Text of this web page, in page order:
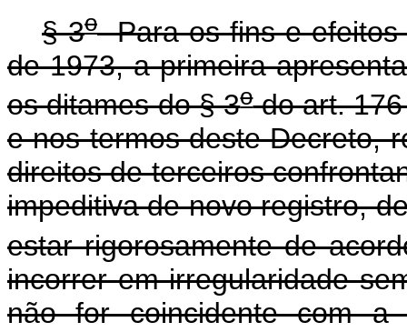
§ 3oPara os fins e efeitos
de 1973, a primeira
os ditames do § 3odo art.
e nos termos deste Decreto,
direitos de terceiros
impeditiva de novo registro,
estar rigorosamente de
incorrer em irregularidade
não for coincidente com a